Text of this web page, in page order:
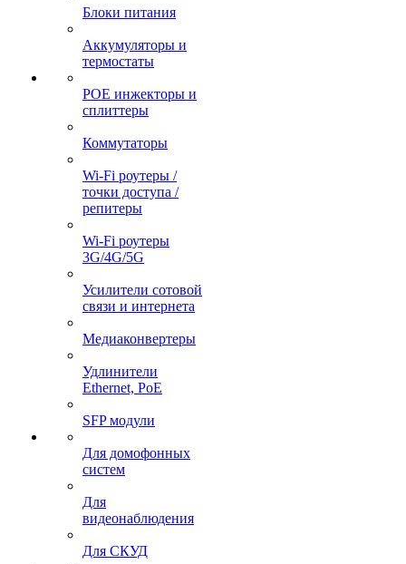
Блоки питания
Аккумуляторы и
термостаты
POE инжекторы и
сплиттеры
Коммутаторы
Wi-Fi роутеры /
точки доступа /
репитеры
Wi-Fi роутеры
3G/4G/5G
Усилители сотовой
связи и интернета
Медиаконвертеры
Удлинители
Ethernet, PoE
SFP модули
Для домофонных
систем
Для
видеонаблюдения
Для СКУД